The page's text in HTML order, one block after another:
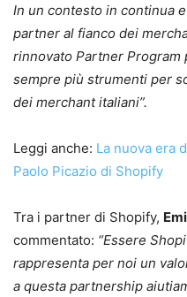
In un contesto in continua
partner al fianco dei
rinnovato Partner
sempre più strumenti per
dei merchant italiani”.
Leggi anche: La nuova era
Paolo Picazio di Shopify
Tra i partner di Shopify,
commentato: “Essere
rappresenta per noi un
a questa partnership